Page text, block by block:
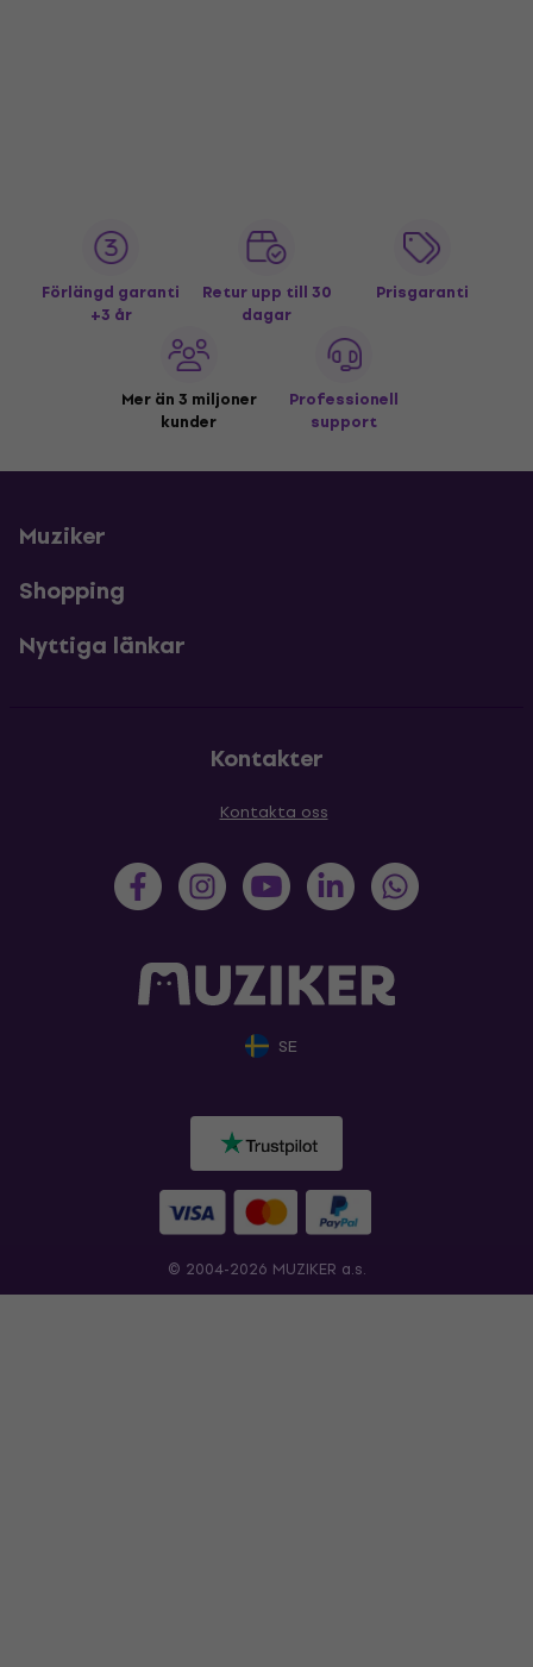
Förlängd garanti
+3 år
Retur upp till 30
dagar
Prisgaranti
Mer än 3 miljoner
kunder
Professionell
support
Muziker
Shopping
Nyttiga länkar
Kontakter
Kontakta oss
SE
© 2004-2026 MUZIKER a.s.